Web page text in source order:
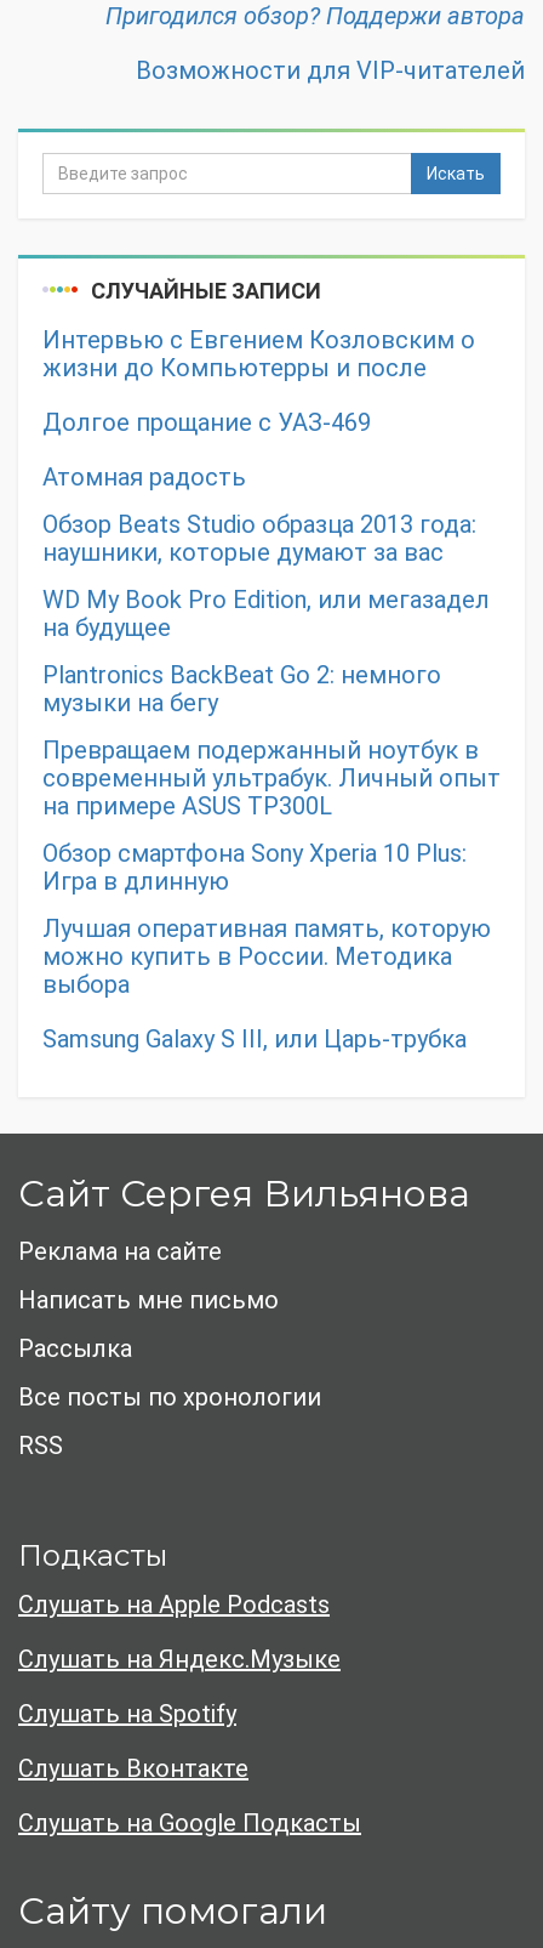
Пригодился обзор? Поддержи автора
Возможности для VIP-читателей
Искать
СЛУЧАЙНЫЕ ЗАПИСИ
Интервью с Евгением Козловским о
жизни до Компьютерры и после
Долгое прощание с УАЗ-469
Атомная радость
Обзор Beats Studio образца 2013 года:
наушники, которые думают за вас
WD My Book Pro Edition, или мегазадел
на будущее
Plantronics BackBeat Go 2: немного
музыки на бегу
Превращаем подержанный ноутбук в
современный ультрабук. Личный опыт
на примере ASUS TP300L
Обзор смартфона Sony Xperia 10 Plus:
Игра в длинную
Лучшая оперативная память, которую
можно купить в России. Методика
выбора
Samsung Galaxy S III, или Царь-трубка
Сайт Сергея Вильянова
Реклама на сайте
Написать мне письмо
Рассылка
Все посты по хронологии
RSS
Подкасты
Слушать на Apple Podcasts
Слушать на Яндекс.Музыке
Слушать на Spotify
Слушать Вконтакте
Слушать на Google Подкасты
Сайту помогали